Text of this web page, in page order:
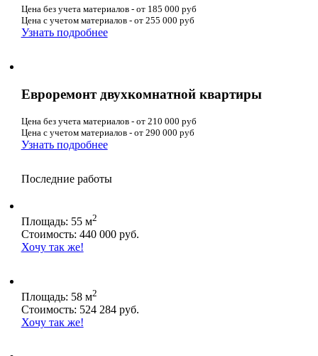
Цена без учета материалов - от 185 000 руб
Цена с учетом материалов - от 255 000 руб
Узнать подробнее
Евроремонт двухкомнатной квартиры
Цена без учета материалов - от 210 000 руб
Цена с учетом материалов - от 290 000 руб
Узнать подробнее
Последние работы
Площадь: 55 м2
Стоимость: 440 000 руб.
Хочу так же!
Площадь: 58 м2
Стоимость: 524 284 руб.
Хочу так же!